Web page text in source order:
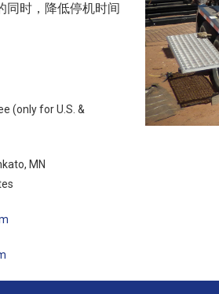
同时，降低停机时间
(only for U.S. &
MN